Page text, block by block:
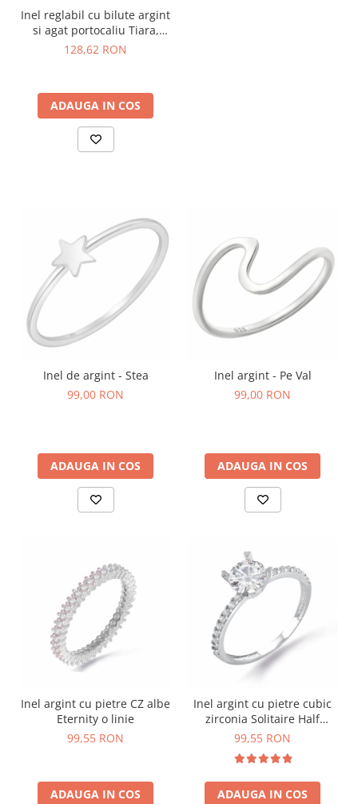
Inel reglabil cu bilute argint
si agat portocaliu Tiara,
marime 48-53
128,62 RON
ADAUGA IN COS
Inel de argint - Stea
99,00 RON
ADAUGA IN COS
Inel argint - Pe Val
99,00 RON
ADAUGA IN COS
Inel argint cu pietre CZ albe
Eternity o linie
99,55 RON
ADAUGA IN COS
Inel argint cu pietre cubic
zirconia Solitaire Half
Eternity
99,55 RON
ADAUGA IN COS